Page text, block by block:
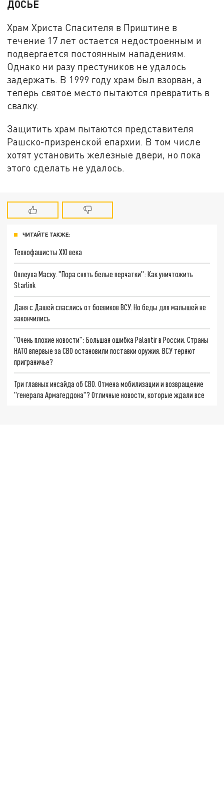
ДОСЬЕ
Храм Христа Спасителя в Приштине в
течение 17 лет остается недостроенным и
подвергается постоянным нападениям.
Однако ни разу престуников не удалось
задержать. В 1999 году храм был взорван, а
теперь святое место пытаются превратить в
свалку.
Защитить храм пытаются представителя
Рашско-призренской епархии. В том числе
хотят установить железные двери, но пока
этого сделать не удалось.
ЧИТАЙТЕ ТАКЖЕ:
Технофашисты XXI века
Оплеуха Маску. "Пора снять белые перчатки": Как уничтожить
Starlink
Даня с Дашей спаслись от боевиков ВСУ. Но беды для малышей не
закончились
"Очень плохие новости": Большая ошибка Palantir в России. Страны
НАТО впервые за СВО остановили поставки оружия. ВСУ теряют
приграничье?
Три главных инсайда об СВО. Отмена мобилизации и возвращение
"генерала Армагеддона"? Отличные новости, которые ждали все